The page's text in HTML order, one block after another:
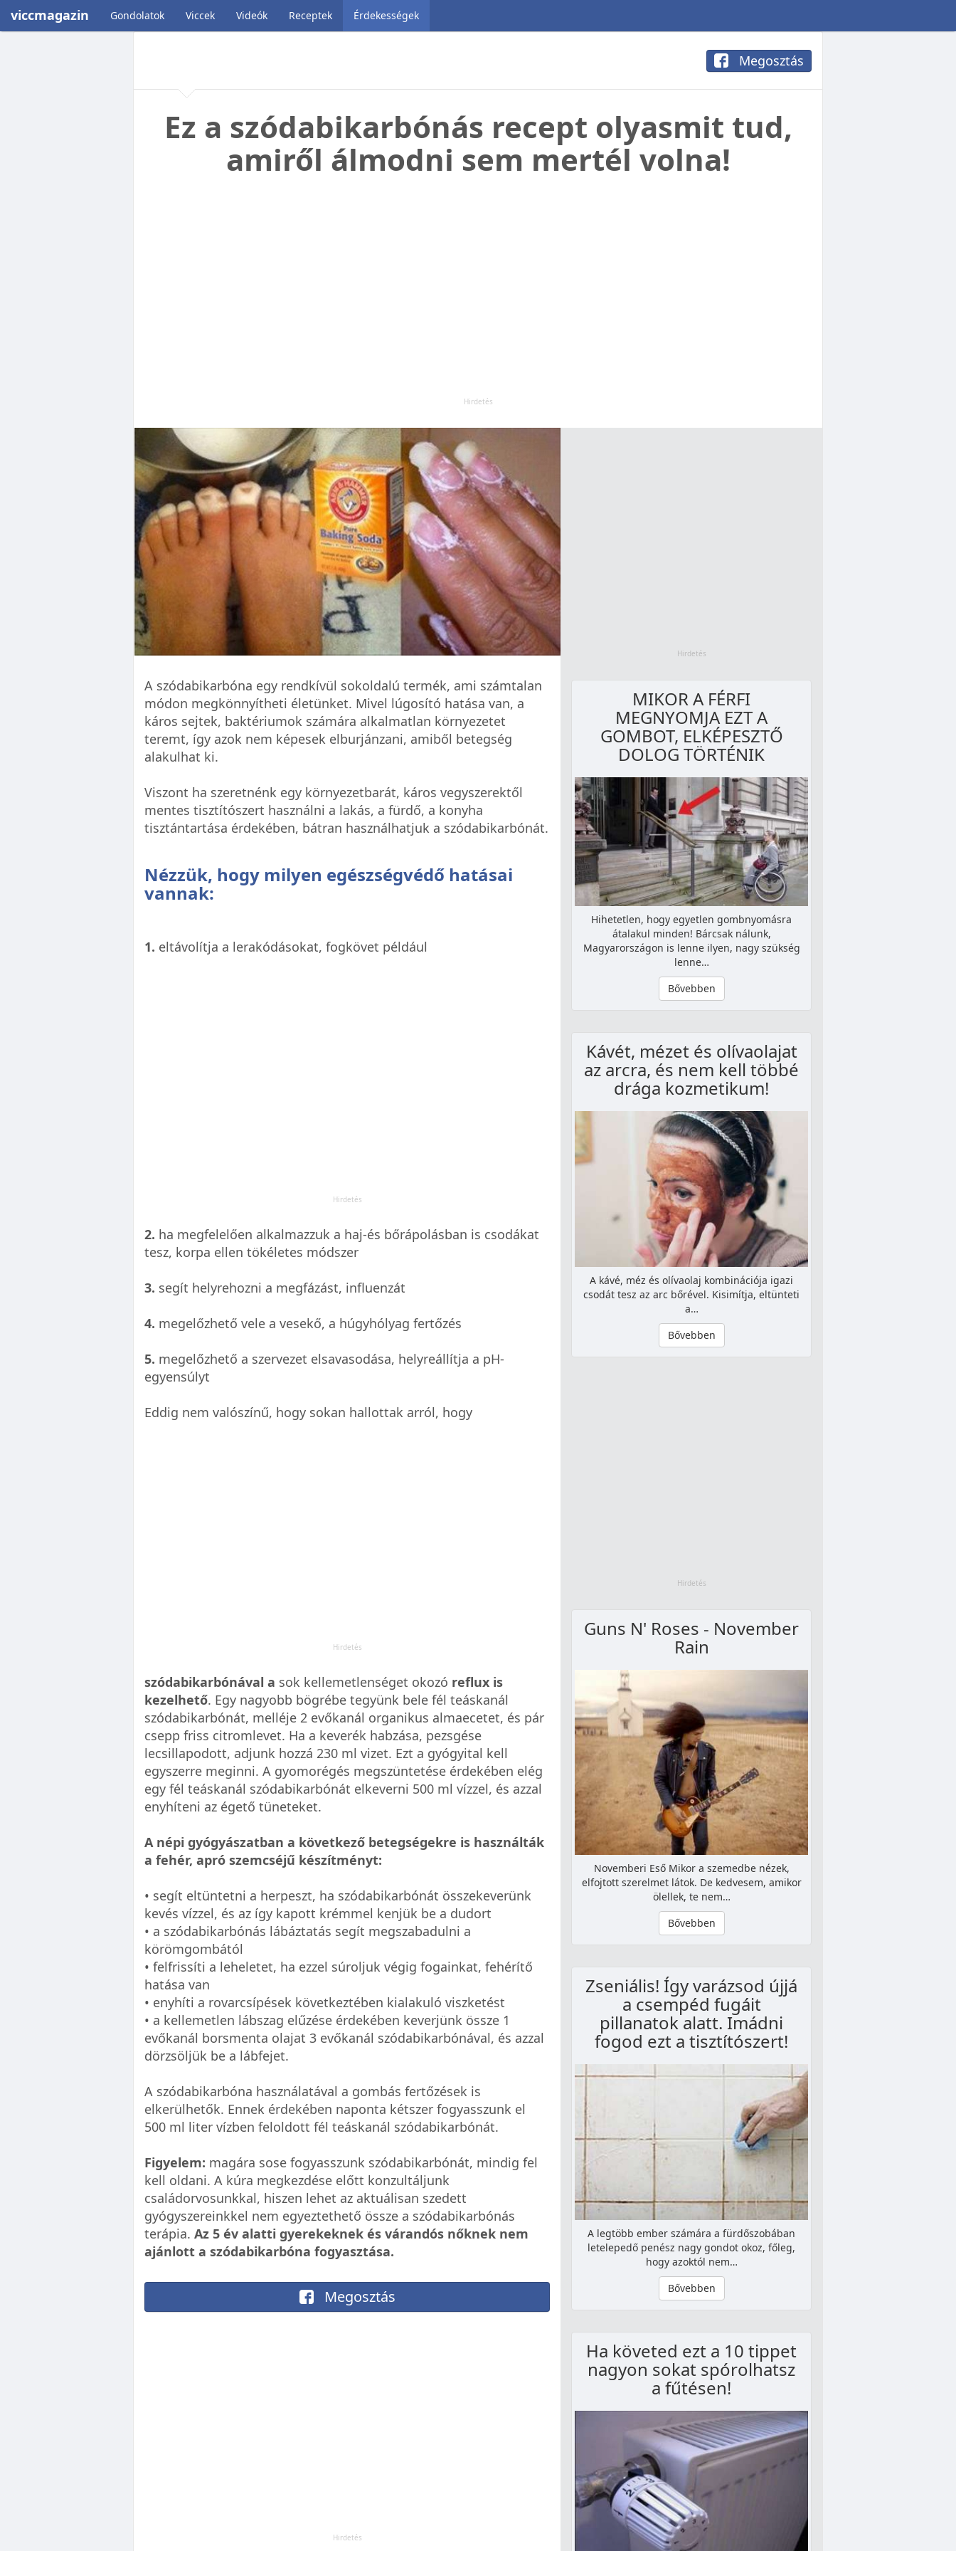
viccmagazin Gondolatok Viccek Videók Receptek Érdekességek
Megosztás
Ez a szódabikarbónás recept olyasmit tud,
amiről álmodni sem mertél volna!
A szódabikarbóna egy rendkívül sokoldalú termék, ami számtalan
módon megkönnyítheti életünket. Mivel lúgosító hatása van, a
káros sejtek, baktériumok számára alkalmatlan környezetet
teremt, így azok nem képesek elburjánzani, amiből betegség
alakulhat ki.
Viszont ha szeretnénk egy környezetbarát, káros vegyszerektől
mentes tisztítószert használni a lakás, a fürdő, a konyha
tisztántartása érdekében, bátran használhatjuk a szódabikarbónát.
Nézzük, hogy milyen egészségvédő hatásai
vannak:
1. eltávolítja a lerakódásokat, fogkövet például
2. ha megfelelően alkalmazzuk a haj-és bőrápolásban is csodákat
tesz, korpa ellen tökéletes módszer
3. segít helyrehozni a megfázást, influenzát
4. megelőzhető vele a vesekő, a húgyhólyag fertőzés
5. megelőzhető a szervezet elsavasodása, helyreállítja a pH-
egyensúlyt
Eddig nem valószínű, hogy sokan hallottak arról, hogy
szódabikarbónával a sok kellemetlenséget okozó reflux is
kezelhető. Egy nagyobb bögrébe tegyünk bele fél teáskanál
szódabikarbónát, melléje 2 evőkanál organikus almaecetet, és pár
csepp friss citromlevet. Ha a keverék habzása, pezsgése
lecsillapodott, adjunk hozzá 230 ml vizet. Ezt a gyógyital kell
egyszerre meginni. A gyomorégés megszüntetése érdekében elég
egy fél teáskanál szódabikarbónát elkeverni 500 ml vízzel, és azzal
enyhíteni az égető tüneteket.
A népi gyógyászatban a következő betegségekre is használták
a fehér, apró szemcséjű készítményt:
• segít eltüntetni a herpeszt, ha szódabikarbónát összekeverünk
kevés vízzel, és az így kapott krémmel kenjük be a dudort
• a szódabikarbónás lábáztatás segít megszabadulni a
körömgombától
• felfrissíti a leheletet, ha ezzel súroljuk végig fogainkat, fehérítő
hatása van
• enyhíti a rovarcsípések következtében kialakuló viszketést
• a kellemetlen lábszag elűzése érdekében keverjünk össze 1
evőkanál borsmenta olajat 3 evőkanál szódabikarbónával, és azzal
dörzsöljük be a lábfejet.
A szódabikarbóna használatával a gombás fertőzések is
elkerülhetők. Ennek érdekében naponta kétszer fogyasszunk el
500 ml liter vízben feloldott fél teáskanál szódabikarbónát.
Figyelem: magára sose fogyasszunk szódabikarbónát, mindig fel
kell oldani. A kúra megkezdése előtt konzultáljunk
családorvosunkkal, hiszen lehet az aktuálisan szedett
gyógyszereinkkel nem egyeztethető össze a szódabikarbónás
terápia. Az 5 év alatti gyerekeknek és várandós nőknek nem
ajánlott a szódabikarbóna fogyasztása.
Megosztás
MIKOR A FÉRFI
MEGNYOMJA EZT A
GOMBOT, ELKÉPESZTŐ
DOLOG TÖRTÉNIK
Hihetetlen, hogy egyetlen gombnyomásra
átalakul minden! Bárcsak nálunk,
Magyarországon is lenne ilyen, nagy szükség
lenne…
Bővebben
Kávét, mézet és olívaolajat
az arcra, és nem kell többé
drága kozmetikum!
A kávé, méz és olívaolaj kombinációja igazi
csodát tesz az arc bőrével. Kisimítja, eltünteti
a…
Bővebben
Guns N' Roses - November
Rain
Novemberi Eső Mikor a szemedbe nézek,
elfojtott szerelmet látok. De kedvesem, amikor
ölellek, te nem…
Bővebben
Zseniális! Így varázsod újjá
a csempéd fugáit
pillanatok alatt. Imádni
fogod ezt a tisztítószert!
A legtöbb ember számára a fürdőszobában
letelepedő penész nagy gondot okoz, főleg,
hogy azoktól nem…
Bővebben
Ha követed ezt a 10 tippet
nagyon sokat spórolhatsz
a fűtésen!